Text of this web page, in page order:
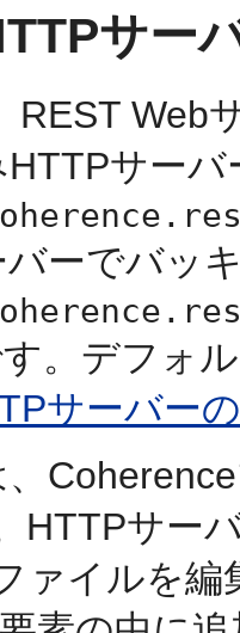
サー
REST Web
サー
ーでバッ
。デフォ
サーバー
HTTPサー
ァイルを編